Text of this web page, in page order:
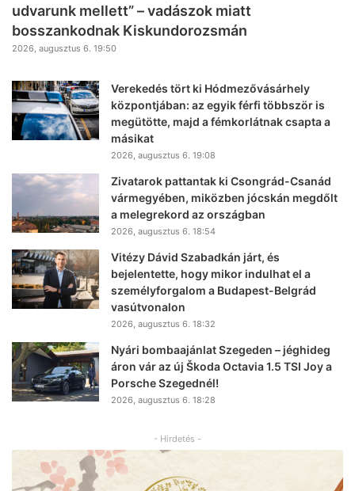
udvarunk mellett” – vadászok miatt
bosszankodnak Kiskundorozsmán
2026, augusztus 6. 19:50
Verekedés tört ki Hódmezővásárhely
központjában: az egyik férfi többször is
megütötte, majd a fémkorlátnak csapta a
másikat
2026, augusztus 6. 19:08
Zivatarok pattantak ki Csongrád-Csanád
vármegyében, miközben jócskán megdőlt
a melegrekord az országban
2026, augusztus 6. 18:54
Vitézy Dávid Szabadkán járt, és
bejelentette, hogy mikor indulhat el a
személyforgalom a Budapest-Belgrád
vasútvonalon
2026, augusztus 6. 18:32
Nyári bombaajánlat Szegeden – jéghideg
áron vár az új Škoda Octavia 1.5 TSI Joy a
Porsche Szegednél!
2026, augusztus 6. 18:28
- Hirdetés -